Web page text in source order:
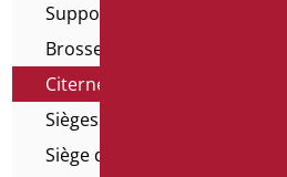
Supports pour WC suspendus
Brosses de toilette
Citernes à déchets
Sièges de toilettes surélevés
Siège de WC avec ouverture